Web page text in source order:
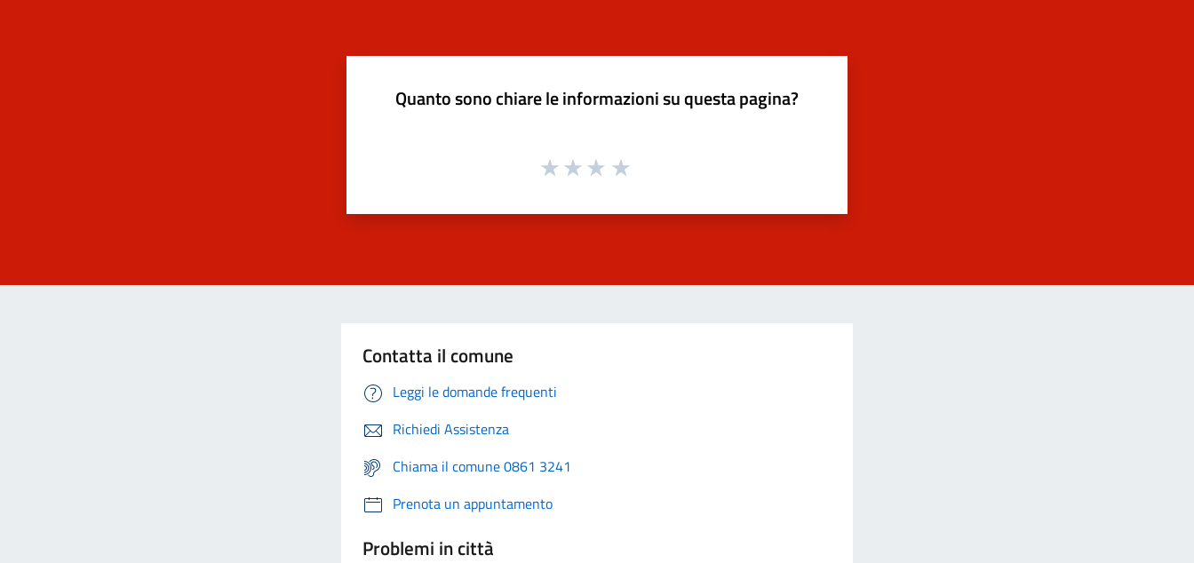
Quanto sono chiare le informazioni su questa pagina?
Contatta il comune
Leggi le domande frequenti
Richiedi Assistenza
Chiama il comune 0861 3241
Prenota un appuntamento
Problemi in città